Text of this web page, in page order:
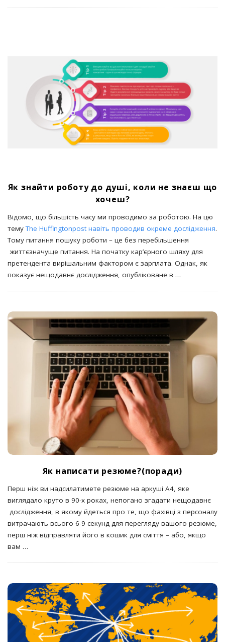
Як знайти роботу до душі, коли не знаєш що
хочеш?
Відомо, що більшість часу ми проводимо за роботою. На цю
темуThe Huffingtonpost навіть проводив окреме дослідження.
Тому питання пошуку роботи – це без перебільшення
життєзначуще питання. На початку кар’єрного шляху для
претендента вирішальним фактором є зарплата. Однак, як
показує нещодавнє дослідження, опубліковане в …
Як написати резюме?(поради)
Перш ніж ви надсилатимете резюме на аркуші А4, яке
виглядало круто в 90-х роках, непогано згадати нещодавнє
дослідження, в якому йдеться про те, що фахівці з персоналу
витрачають всього 6-9 секунд для перегляду вашого резюме,
перш ніж відправляти його в кошик для сміття – або, якщо
вам …